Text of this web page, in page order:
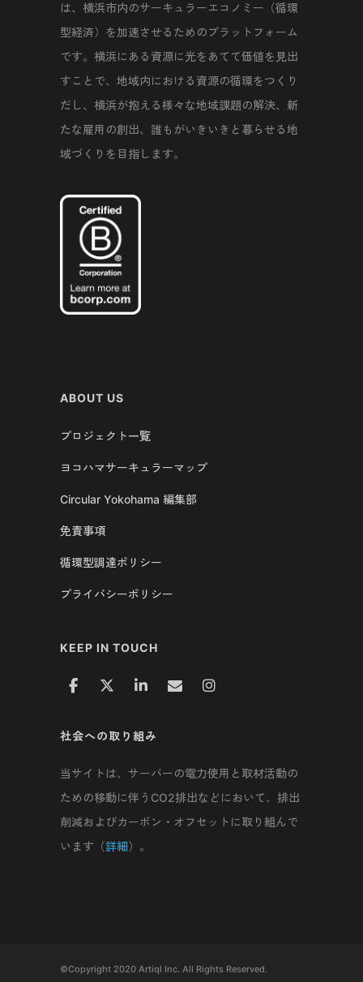
は、横浜市内のサーキュラーエコノミー（循環
型経済）を加速させるためのプラットフォーム
です。横浜にある資源に光をあてて価値を見出
すことで、地域内における資源の循環をつくり
だし、横浜が抱える様々な地域課題の解決、新
たな雇用の創出、誰もがいきいきと暮らせる地
域づくりを目指します。
ABOUT US
プロジェクト一覧
ヨコハマサーキュラーマップ
Circular Yokohama 編集部
免責事項
循環型調達ポリシー
プライバシーポリシー
KEEP IN TOUCH
社会への取り組み
当サイトは、サーバーの電力使用と取材活動の
ための移動に伴うCO2排出などにおいて、排出
削減およびカーボン・オフセットに取り組んで
います（詳細）。
©Copyright 2020 Artiql Inc. All Rights Reserved.